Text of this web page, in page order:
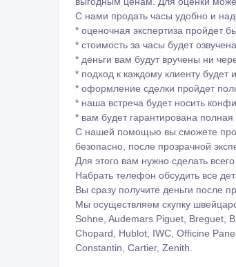
С нами продать часы удобно и
* оценочная экспертиза пройдет
* стоимость за часы будет
* деньги вам будут вручены ни
* подход к каждому клиенту будет
* оформление сделки пройдет
* наша встреча будет носить
* вам будет гарантирована полная
С нашей помощью вы сможете
безопасно, после прозрачной
Для этого вам нужно сделать
Набрать телефон обсудить все
Вы сразу получите деньги после
Мы осуществляем скупку
Sohne, Audemars Piguet, Breguet,
Chopard, Hublot, IWC, Officine
Constantin, Cartier, Zenith.